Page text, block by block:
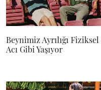
Beynimiz Ayrılığı Fiziksel
Acı Gibi Yaşıyor